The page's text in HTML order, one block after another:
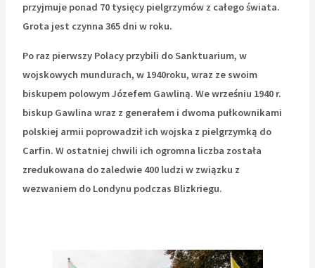
przyjmuje ponad 70 tysięcy pielgrzymów z całego świata.
Grota jest czynna 365 dni w roku.
Po raz pierwszy Polacy przybili do Sanktuarium, w
wojskowych mundurach, w 1940roku, wraz ze swoim
biskupem polowym Józefem Gawliną. We wrześniu 1940 r.
biskup Gawlina wraz z generałem i dwoma pułkownikami
polskiej armii poprowadził ich wojska z pielgrzymką do
Carfin. W ostatniej chwili ich ogromna liczba została
zredukowana do zaledwie 400 ludzi w związku z
wezwaniem do Londynu podczas Blizkriegu.